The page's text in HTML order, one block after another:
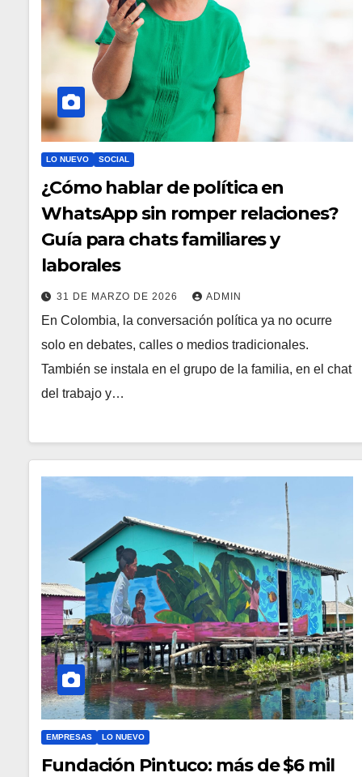
LO NUEVO SOCIAL
¿Cómo hablar de política en
WhatsApp sin romper relaciones?
Guía para chats familiares y
laborales
31 DE MARZO DE 2026 ADMIN
En Colombia, la conversación política ya no ocurre
solo en debates, calles o medios tradicionales.
También se instala en el grupo de la familia, en el chat
del trabajo y…
EMPRESAS LO NUEVO
Fundación Pintuco: más de $6 mil